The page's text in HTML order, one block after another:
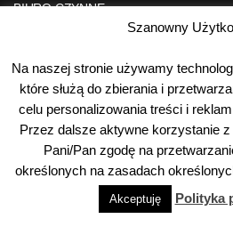
BIURO CZYNNE
7 dni w tygodniu
Poniedziałek-Piątek:
Sobota:
Niedziela:
Szanowny
Na naszej stronie używamy
które służą do zbierania i
celu personalizowania treści i
Przez dalsze aktywne korzystanie
Pani/Pan zgodę na
określonych na zasadach
Akceptuję Polityka